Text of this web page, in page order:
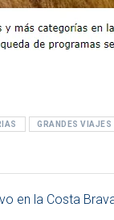
GRANDES VIAJES
en la Costa